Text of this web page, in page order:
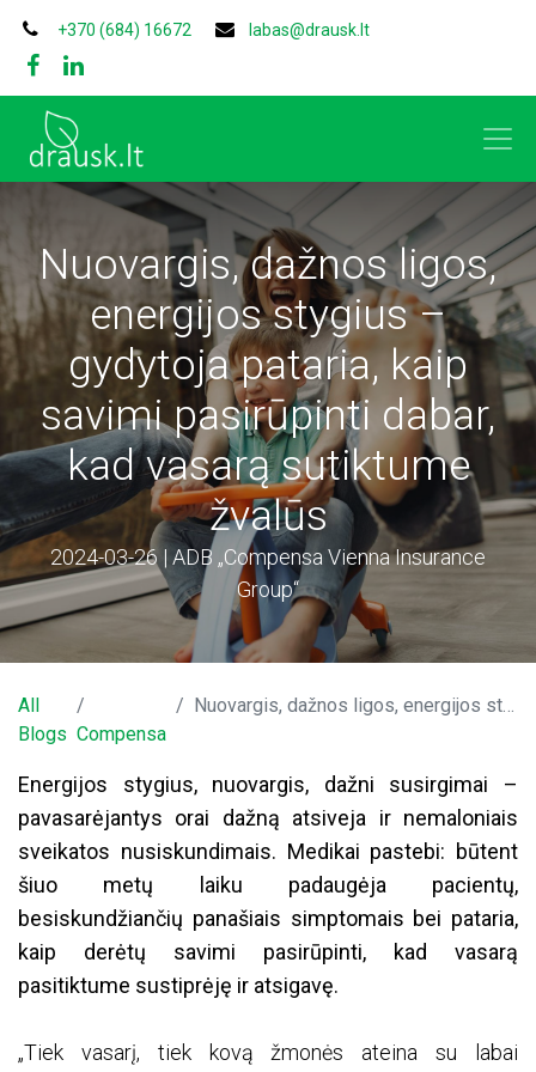
+370 (684) 16672 labas@drausk.lt
Nuovargis, dažnos ligos,
energijos stygius –
gydytoja pataria, kaip
savimi pasirūpinti dabar,
kad vasarą sutiktume
žvalūs
2024-03-26 | ADB „Compensa Vienna Insurance
Group“
All
Blogs Compensa
Nuovargis, dažnos ligos, energijos stygius – gydytoja pataria, kaip savimi pasirūpinti dabar, kad vasarą sutiktume žvalūs
Energijos stygius, nuovargis, dažni susirgimai –
pavasarėjantys orai dažną atsiveja ir nemaloniais
sveikatos nusiskundimais. Medikai pastebi: būtent
šiuo metų laiku padaugėja pacientų,
besiskundžiančių panašiais simptomais bei pataria,
kaip derėtų savimi pasirūpinti, kad vasarą
pasitiktume sustiprėję ir atsigavę.
„Tiek vasarį, tiek kovą žmonės ateina su labai